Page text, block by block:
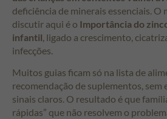
deficiência de minerais essenciais. O
discutir aqui é o Importância do
infantil, ligado a crescimento,
infecções.
Muitos guias ficam só na lista de
recomendação de suplementos, sem
sinais claros. O resultado é que
rápidas” que não resolvem o